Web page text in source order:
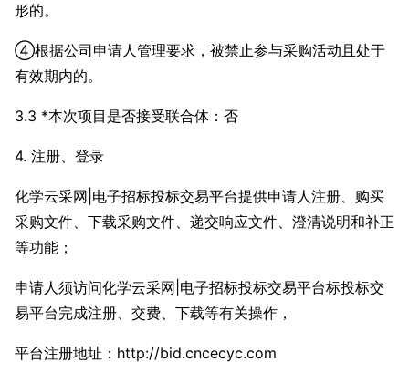
形的。
④根据公司申请人管理要求，被禁止参与采购活动且处于
有效期内的。
3.3 *本次项目是否接受联合体：否
4. 注册、登录
化学云采网|电子招标投标交易平台提供申请人注册、购买
采购文件、下载采购文件、递交响应文件、澄清说明和补正
等功能；
申请人须访问化学云采网|电子招标投标交易平台标投标交
易平台完成注册、交费、下载等有关操作，
平台注册地址：http://bid.cncecyc.com